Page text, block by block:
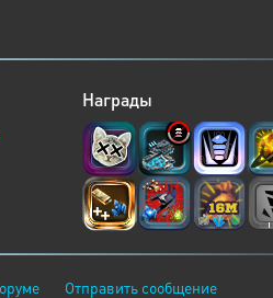
Награды
Отправить сообщение